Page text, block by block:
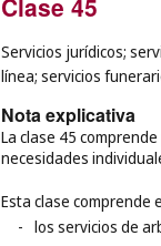
Clase 45
Servicios jurídicos;
línea; servicios
Nota explicativa
La clase 45
necesidades
Esta clase comprende
- los servicios de